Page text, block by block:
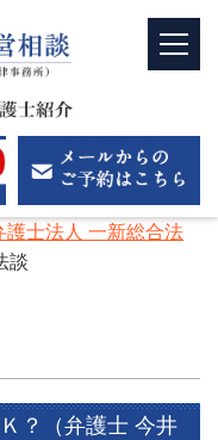
士法人 一新総合法
談
？（弁護士 今井